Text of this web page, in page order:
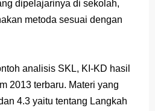
dipelajarinya di sekolah,
metoda sesuai dengan
analisis SKL, KI-KD hasil
2013 terbaru. Materi yang
4.3 yaitu tentang Langkah